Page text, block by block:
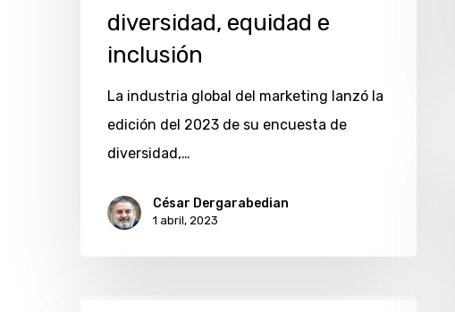
inclusión
diversidad, equidad e
inclusión
La industria global del marketing lanzó la
edición del 2023 de su encuesta de
diversidad,…
César Dergarabedian
1 abril, 2023